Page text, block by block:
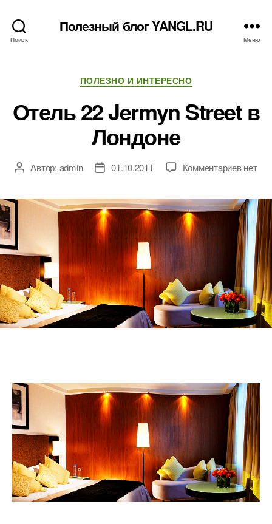
Поиск
Полезный блог YANGL.RU
Меню
Рубрики
ПОЛЕЗНО И ИНТЕРЕСНО
Отель 22 Jermyn Street в
Лондоне
АвторАвтор: admin
Дата01.10.2011 Комментариевк
22
Jermyn
Street
в
нет